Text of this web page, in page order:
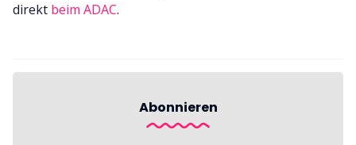
direkt beim ADAC.
Abonnieren